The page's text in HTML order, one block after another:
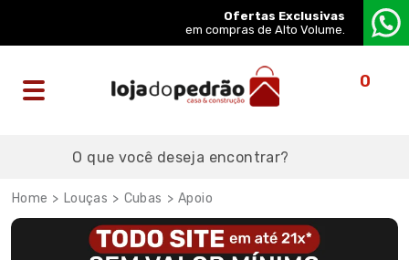
Ofertas Exclusivas
em compras de Alto Volume.
0
Louças Cubas Apoio